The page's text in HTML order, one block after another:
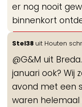
er nog nooit
binnenkort
Stel38 uit Houten
@G&M uit
januari ook? Wij
avond met een
waren helemaal